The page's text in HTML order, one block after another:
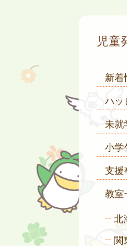
児童
新着
ハッ
未就
小学
支援
教室
北
関